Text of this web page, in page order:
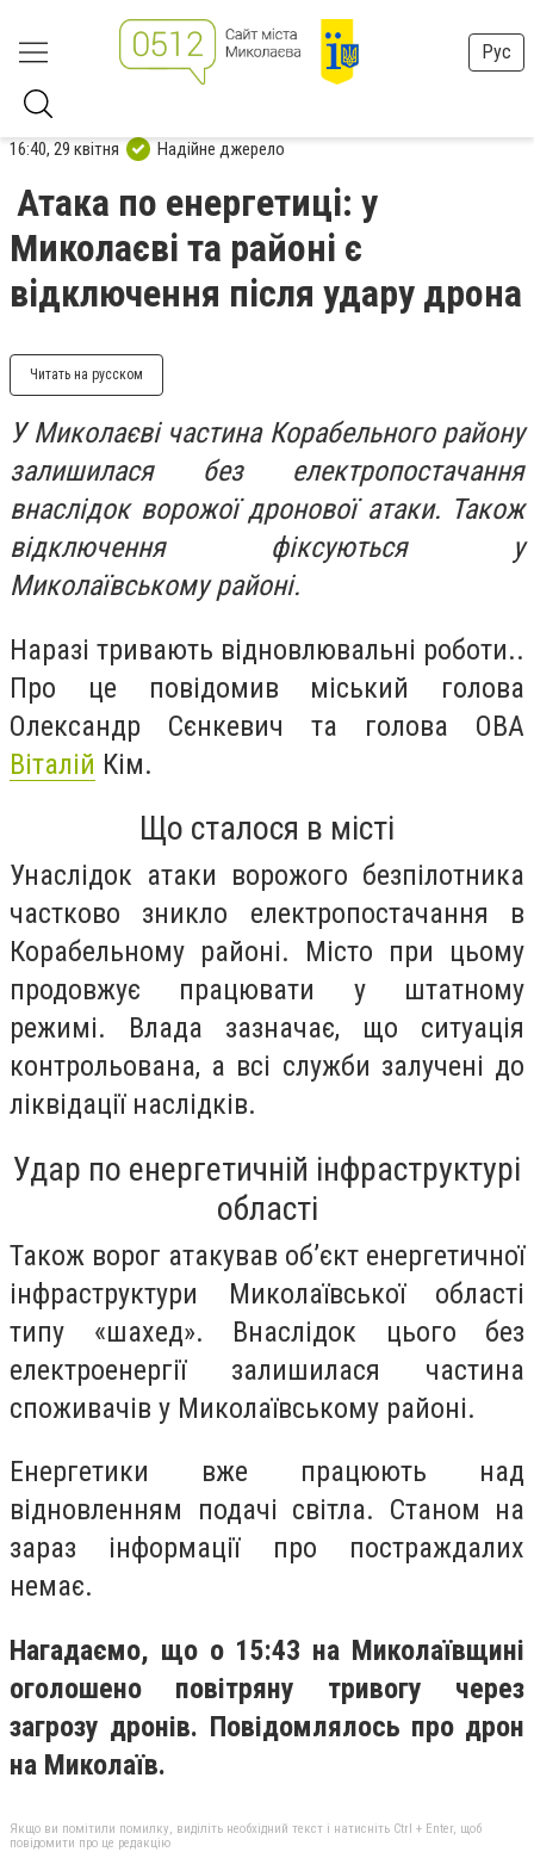
Рус
16:40, 29 квітня Надійне джерело
Атака по енергетиці: у
Миколаєві та районі є
відключення після удару дрона
Читать на русском
У Миколаєві частина Корабельного району
залишилася без електропостачання
внаслідок ворожої дронової атаки. Також
відключення фіксуються у
Миколаївському районі.
Наразі тривають відновлювальні роботи..
Про це повідомив міський голова
Олександр Сєнкевич та голова ОВА
Віталій Кім.
Що сталося в місті
Унаслідок атаки ворожого безпілотника
частково зникло електропостачання в
Корабельному районі. Місто при цьому
продовжує працювати у штатному
режимі. Влада зазначає, що ситуація
контрольована, а всі служби залучені до
ліквідації наслідків.
Удар по енергетичній інфраструктурі
області
Також ворог атакував об’єкт енергетичної
інфраструктури Миколаївської області
типу «шахед». Внаслідок цього без
електроенергії залишилася частина
споживачів у Миколаївському районі.
Енергетики вже працюють над
відновленням подачі світла. Станом на
зараз інформації про постраждалих
немає.
Нагадаємо, що о 15:43 на Миколаївщині
оголошено повітряну тривогу через
загрозу дронів. Повідомлялось про дрон
на Миколаїв.
Якщо ви помітили помилку, виділіть необхідний текст і натисніть Ctrl + Enter, щоб
повідомити про це редакцію